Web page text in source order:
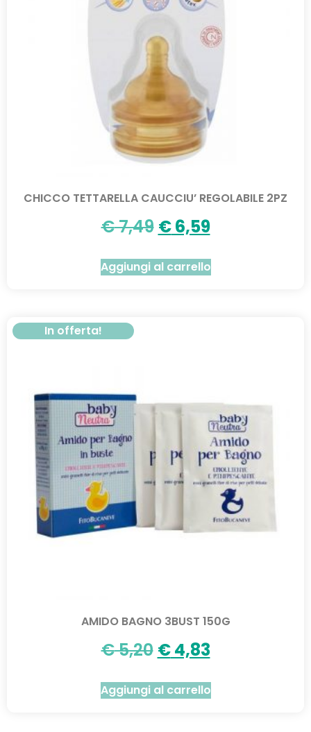
CHICCO TETTARELLA CAUCCIU’ REGOLABILE 2PZ
€7,49 €6,59
Aggiungi al carrello
In offerta!
AMIDO BAGNO 3BUST 150G
€5,20 €4,83
Aggiungi al carrello